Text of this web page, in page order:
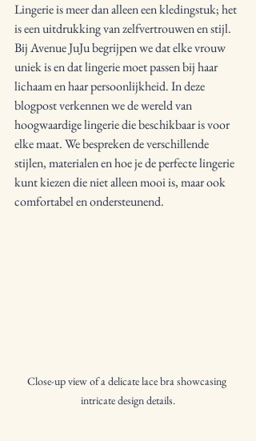
Lingerie is meer dan alleen een kledingstuk; het
is een uitdrukking van zelfvertrouwen en stijl.
Bij Avenue JuJu begrijpen we dat elke vrouw
uniek is en dat lingerie moet passen bij haar
lichaam en haar persoonlijkheid. In deze
blogpost verkennen we de wereld van
hoogwaardige lingerie die beschikbaar is voor
elke maat. We bespreken de verschillende
stijlen, materialen en hoe je de perfecte lingerie
kunt kiezen die niet alleen mooi is, maar ook
comfortabel en ondersteunend.
Close-up view of a delicate lace bra showcasing
intricate design details.